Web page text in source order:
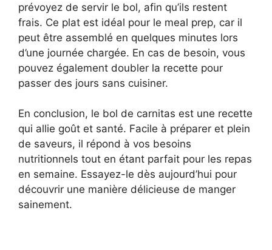
prévoyez de servir le bol, afin qu’ils restent
frais. Ce plat est idéal pour le meal prep, car il
peut être assemblé en quelques minutes lors
d’une journée chargée. En cas de besoin, vous
pouvez également doubler la recette pour
passer des jours sans cuisiner.
En conclusion, le bol de carnitas est une recette
qui allie goût et santé. Facile à préparer et plein
de saveurs, il répond à vos besoins
nutritionnels tout en étant parfait pour les repas
en semaine. Essayez-le dès aujourd’hui pour
découvrir une manière délicieuse de manger
sainement.